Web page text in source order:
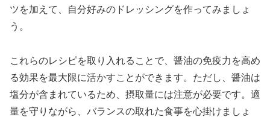
ツを加えて、自分好みのドレッシングを作ってみましょ
う。
これらのレシピを取り入れることで、醤油の免疫力を高め
る効果を最大限に活かすことができます。ただし、醤油は
塩分が含まれているため、摂取量には注意が必要です。適
量を守りながら、バランスの取れた食事を心掛けましょ